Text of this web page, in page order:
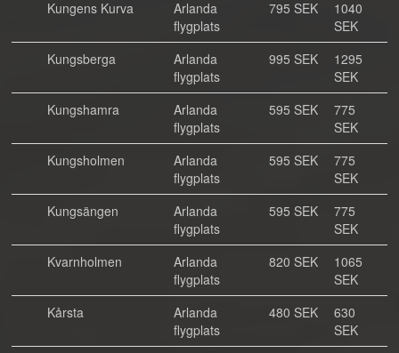
Kungens Kurva
Arlanda
flygplats
795 SEK
1040
SEK
Kungsberga
Arlanda
flygplats
995 SEK
1295
SEK
Kungshamra
Arlanda
flygplats
595 SEK
775
SEK
Kungsholmen
Arlanda
flygplats
595 SEK
775
SEK
Kungsängen
Arlanda
flygplats
595 SEK
775
SEK
Kvarnholmen
Arlanda
flygplats
820 SEK
1065
SEK
Kårsta
Arlanda
flygplats
480 SEK
630
SEK